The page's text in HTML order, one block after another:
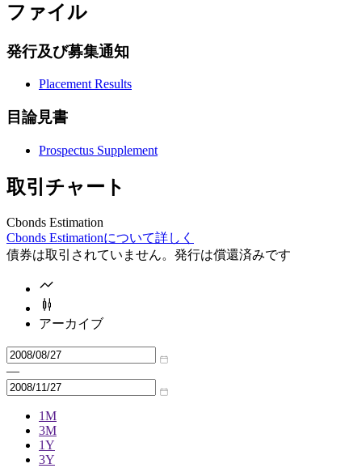
ファイル
発行及び募集通知
Placement Results
目論見書
Prospectus Supplement
取引チャート
Cbonds Estimation
Cbonds Estimationについて詳しく
債券は取引されていません。発行は償還済みです
アーカイブ
—
1M
3M
1Y
3Y